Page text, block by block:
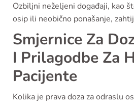
Ozbiljni neželjeni događaji, kao
osip ili neobično ponašanje,
Smjernice Za
I Prilagodbe Za
Pacijente
Kolika je prava doza za odraslu